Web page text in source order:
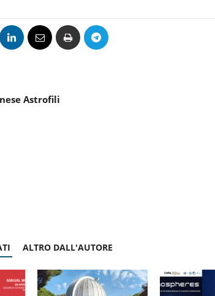
Astrofili
ALTRO DALL'AUTORE